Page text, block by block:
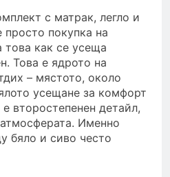
с матрак, легло и
покупка на
това как се усеща
Това е ядрото на
– мястото, около
усещане за комфорт
второстепенен детайл,
Именно
бяло и сиво често